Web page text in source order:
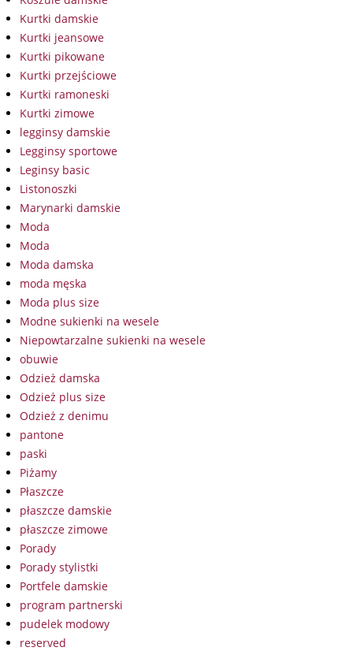
Kurtki damskie
Kurtki jeansowe
Kurtki pikowane
Kurtki przejściowe
Kurtki ramoneski
Kurtki zimowe
legginsy damskie
Legginsy sportowe
Leginsy basic
Listonoszki
Marynarki damskie
Moda
Moda
Moda damska
moda męska
Moda plus size
Modne sukienki na wesele
Niepowtarzalne sukienki na wesele
obuwie
Odzież damska
Odzież plus size
Odzież z denimu
pantone
paski
Piżamy
Płaszcze
płaszcze damskie
płaszcze zimowe
Porady
Porady stylistki
Portfele damskie
program partnerski
pudelek modowy
reserved